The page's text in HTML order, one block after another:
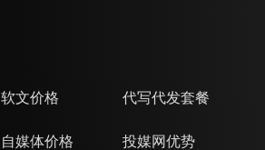
软文价格 代写代发套餐
自媒体价格 投媒网优势